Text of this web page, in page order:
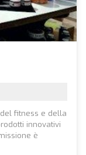
fitness e della
innovativi
è